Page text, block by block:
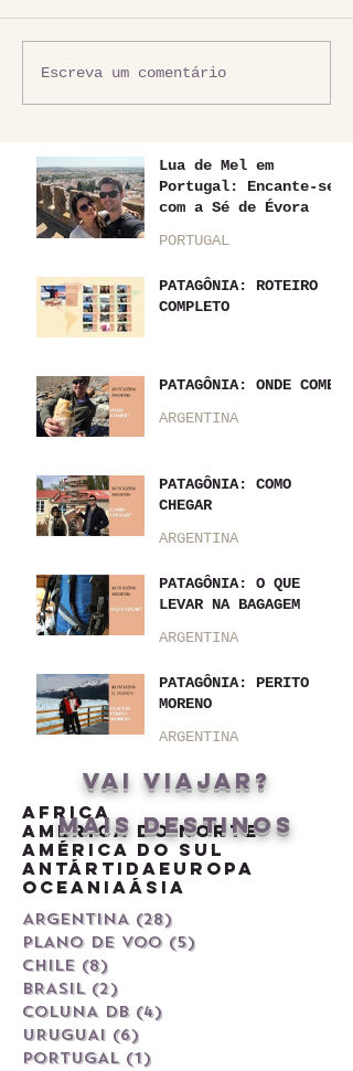
Escreva um comentário
Lua de Mel em
Portugal: Encante-se
com a Sé de Évora
PORTUGAL
PATAGÔNIA: ROTEIRO
COMPLETO
PATAGÔNIA: ONDE COMER
ARGENTINA
PATAGÔNIA: COMO
CHEGAR
ARGENTINA
PATAGÔNIA: O QUE
LEVAR NA BAGAGEM
ARGENTINA
PATAGÔNIA: PERITO
MORENO
ARGENTINA
vai viajar?
Africa
América do Norte
América do Sul
Antártida Europa
OceaniaÁsia
MAIS DESTINOS
ARGENTINA (28)
PLANO DE VOO (5)
CHILE (8)
BRASIL (2)
COLUNA DB (4)
URUGUAI (6)
PORTUGAL (1)